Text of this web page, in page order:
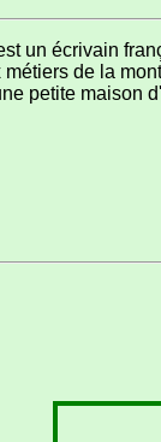
un écrivain
métiers de la
petite maison